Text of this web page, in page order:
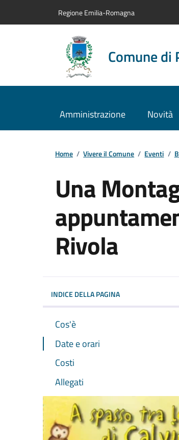
Regione Emilia-Romagna
Comune di
Amministrazione Novità
Home / Vivere il Comune / Eventi /
Una
Rivola
Dettagli
INDICE DELLA PAGINA
Cos'è
Date e orari
Costi
Allegati